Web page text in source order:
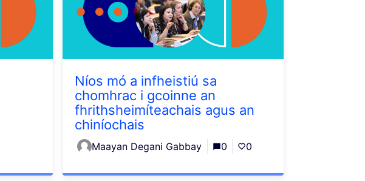
Níos mó a infheistiú sa
chomhrac i gcoinne an
fhrithsheimíteachais agus an
chiníochais
Maayan Degani Gabbay 0 0